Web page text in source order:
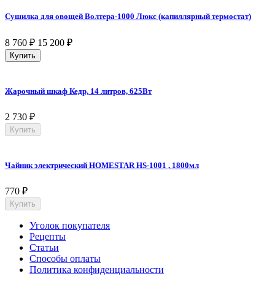
Сушилка для овощей Волтера-1000 Люкс (капиллярный термостат)
8 760 ₽ 15 200 ₽
Купить
Жарочный шкаф Кедр, 14 литров, 625Вт
2 730 ₽
Купить
Чайник электрический HOMESTAR HS-1001 , 1800мл
770 ₽
Купить
Уголок покупателя
Рецепты
Статьи
Способы оплаты
Политика конфиденциальности